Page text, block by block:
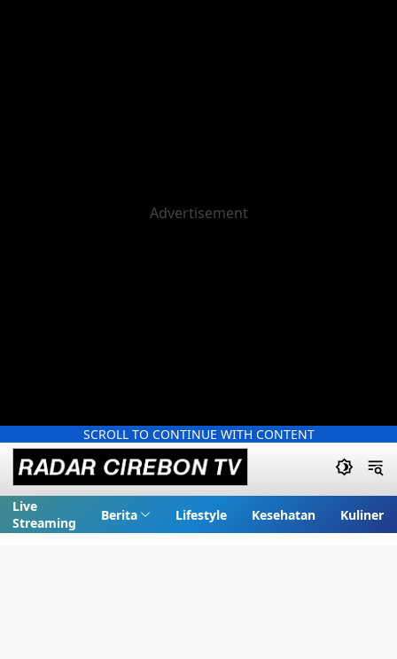
SCROLL TO CONTINUE WITH CONTENT
Live
Streaming
Berita Lifestyle Kesehatan Kuliner